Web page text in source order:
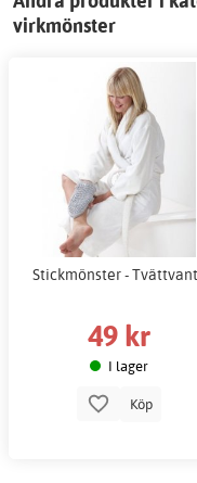
virkmönster
Stickmönster -
49 kr
I lager
Köp